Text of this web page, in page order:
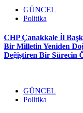
GÜNCEL
Politika
CHP Çanakkale İl
Bir Milletin Yeniden
Değiştiren Bir Sürecin
GÜNCEL
Politika